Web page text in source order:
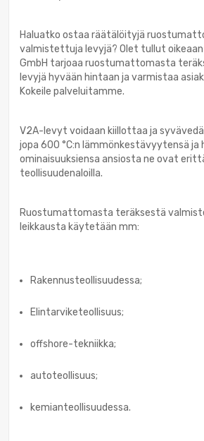
Haluatko ostaa räätälöityjä
valmistettuja levyjä? Olet tullut oikeaan
GmbH tarjoaa ruostumattomasta
levyjä hyvään hintaan ja varmistaa
Kokeile palveluitamme.
V2A-levyt voidaan kiillottaa ja
jopa 600 °C:n lämmönkestävyytensä ja
ominaisuuksiensa ansiosta ne ovat
teollisuudenaloilla.
Ruostumattomasta teräksestä
leikkausta käytetään mm:
Rakennusteollisuudessa;
Elintarviketeollisuus;
offshore-tekniikka;
autoteollisuus;
kemianteollisuudessa.